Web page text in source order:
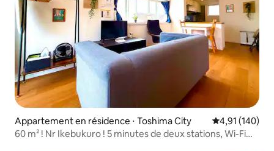
Appartement en résidence ⋅ Toshima City Évaluation
4,91 (140)
60 m² ! Nr Ikebukuro ! 5 minutes de deux stations, Wi-Fi